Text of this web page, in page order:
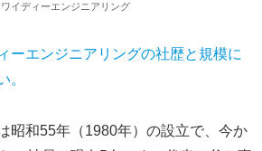
イディーエンジニアリング
ーエンジニアリングの社歴と規模に
。
昭和55年（1980年）の設立で、今か